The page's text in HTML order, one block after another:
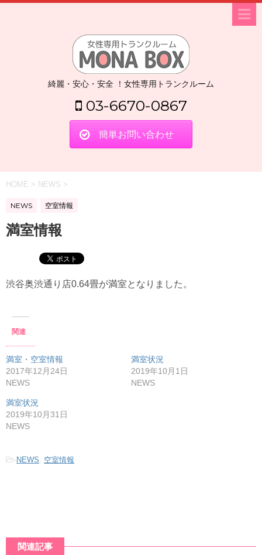
綺麗・安心・安全 ！女性専用トランクルーム
03-6670-0867
簡単お問い合わせ
HOME > NEWS >
NEWS 空室情報
満室情報
渋谷奥渋通り店0.64畳が満室となりました。
関連
満室・空室情報
2017年12月24日
NEWS
満室状況
2019年10月1日
NEWS
満室状況
2019年10月31日
NEWS
-NEWS, 空室情報
関連記事